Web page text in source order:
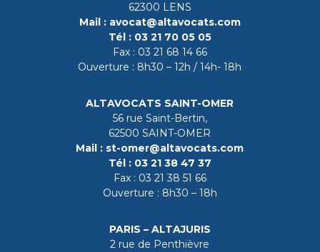
62300 LENS
Mail : avocat@altavocats.com
Tél : 03 21 70 05 05
Fax : 03 21 68 14 66
Ouverture : 8h30 – 12h / 14h- 18h
ALTAVOCATS SAINT-OMER
56 rue Saint-Bertin,
62500 SAINT-OMER
Mail : st-omer@altavocats.com
Tél : 03 21 38 47 37
Fax : 03 21 38 51 66
Ouverture : 8h30 – 18h
PARIS – ALTAJURIS
2 rue de Penthièvre